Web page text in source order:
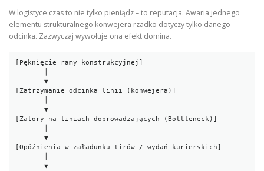
W logistyce czas to nie tylko pieniądz – to reputacja. Awaria jednego
elementu strukturalnego konwejera rzadko dotyczy tylko danego
odcinka. Zazwyczaj wywołuje ona efekt domina.
[Pęknięcie ramy konstrukcyjnej]
       ▼
[Zatrzymanie odcinka linii (konwejera)]
       ▼
[Zatory na liniach doprowadzających (Bottleneck)]
       ▼
[Opóźnienia w załadunku tirów / wydań kurierskich]
       ▼